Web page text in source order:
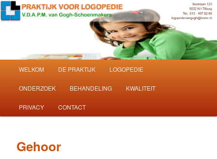
Praktijk voor
Logopedie in Tilburg
volwassenen
Ga
naar
de
inhoud
Ga
naar
de
inhoud
WELKOM DE PRAKTIJK LOGOPEDIE
ONDERZOEK BEHANDELING KWALITEIT
PRIVACY CONTACT
Gehoor